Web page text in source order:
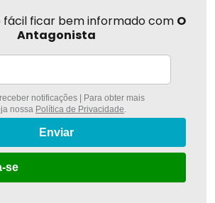
fácil ficar bem informado com O
Antagonista
notificações | Para obter mais
nossa Política de Privacidade.
Enviar
se